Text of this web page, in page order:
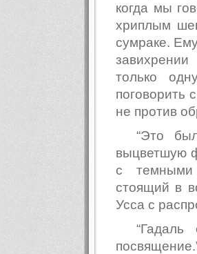
когда мы
хриплым
сумраке.
только
поговорить
не против
“Это
выцветшую
с темными
стоящий в
Усса с